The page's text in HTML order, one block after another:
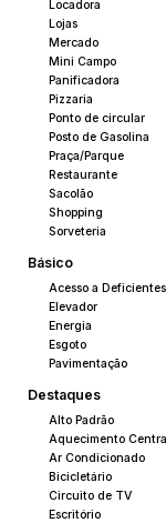
Locadora
Lojas
Mercado
Mini Campo
Panificadora
Pizzaria
Ponto de circular
Posto de Gasolina
Praça/Parque
Restaurante
Sacolão
Shopping
Sorveteria
Básico
Acesso a Deficientes
Elevador
Energia
Esgoto
Pavimentação
Destaques
Alto Padrão
Aquecimento
Ar Condicionado
Bicicletário
Circuito de TV
Escritório